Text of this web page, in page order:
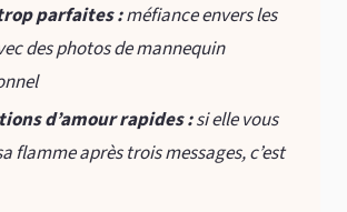
parfaites :méfiance envers les
des photos de mannequin
d’amour rapides :si elle vous
flamme après trois messages, c’est